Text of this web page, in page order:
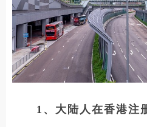
1、大陆人在香港注册